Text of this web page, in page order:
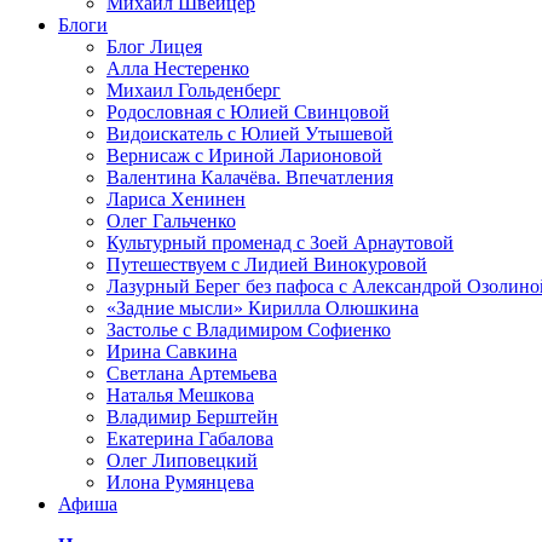
Блоги
Блог Лицея
Алла Нестеренко
Михаил Гольденберг
Родословная с Юлией Свинцовой
Видоискатель с Юлией Утышевой
Вернисаж с Ириной Ларионовой
Валентина Калачёва. Впечатления
Лариса Хенинен
Олег Гальченко
Культурный променад с Зоей Арнаутовой
Путешествуем с Лидией Винокуровой
Лазурный Берег без пафоса с Александрой
«Задние мысли» Кирилла Олюшкина
Застолье с Владимиром Софиенко
Ирина Савкина
Светлана Артемьева
Наталья Мешкова
Владимир Берштейн
Екатерина Габалова
Олег Липовецкий
Илона Румянцева
Афиша